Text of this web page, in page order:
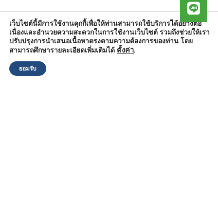
สำนักงานองค์การบริหารส่วนตำบลวัดตูม
หมู่ที่ 5 ตำบลวัดตูม อำเภอพระนครศรีอยุธยา จังหวัดพระนครศรีอยุธยา
13000
เว็บไซต์นี้มีการใช้งานคุกกี้เพื่อให้ท่านสามารถใช้บริการได้อย่างต่อ
เนื่องและอำนวยความสะดวกในการใช้งานเว็บไซต์ รวมถึงช่วยให้เรา
ปรับปรุงการนำเสนอเนื้อหาตรงตามความต้องการของท่าน โดย
สามารถศึกษารายละเอียดเพิ่มเติมได้ ตั้งค่า.
ยอมรับ